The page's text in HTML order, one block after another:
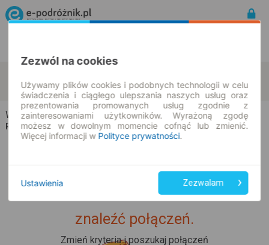
08.08.2026 | -- : --
zmień kryteria
Wyszomierz Wielki → Poznań
Rozkład jazdy i bilety
Upss... Nie udało nam się
znaleźć połączeń.
Zmień kryteria i poszukaj połączeń
Zezwól na cookies
Używamy plików cookies i podobnych technologii w celu
świadczenia i ciągłego ulepszania naszych usług oraz
prezentowania promowanych usług zgodnie z
zainteresowaniami użytkowników. Wyrażoną zgodę
możesz w dowolnym momencie cofnąć lub zmienić.
Więcej informacji w Polityce prywatności.
Ustawienia Zezwalam